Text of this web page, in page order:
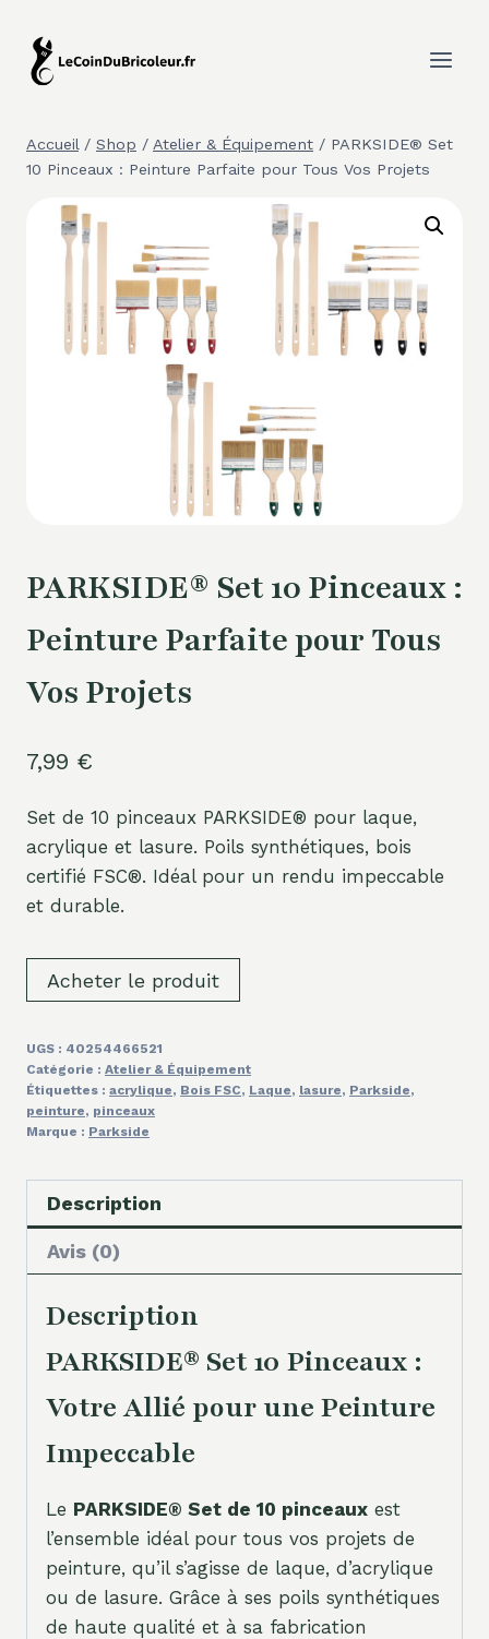
contenu
Accueil / Shop / Atelier & Équipement / PARKSIDE® Set
10 Pinceaux : Peinture Parfaite pour Tous Vos Projets
PARKSIDE® Set 10 Pinceaux :
Peinture Parfaite pour Tous
Vos Projets
7,99 €
Set de 10 pinceaux PARKSIDE® pour laque,
acrylique et lasure. Poils synthétiques, bois
certifié FSC®. Idéal pour un rendu impeccable
et durable.
Acheter le produit
UGS : 40254466521
Catégorie : Atelier & Équipement
Étiquettes : acrylique, Bois FSC, Laque, lasure, Parkside,
peinture, pinceaux
Marque : Parkside
Description
Avis (0)
Description
PARKSIDE® Set 10 Pinceaux :
Votre Allié pour une Peinture
Impeccable
Le PARKSIDE® Set de 10 pinceaux est
l’ensemble idéal pour tous vos projets de
peinture, qu’il s’agisse de laque, d’acrylique
ou de lasure. Grâce à ses poils synthétiques
de haute qualité et à sa fabrication